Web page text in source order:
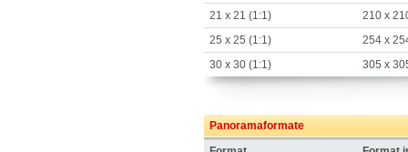
21 x 21 (1:1)
210 x
25 x 25 (1:1)
254 x
30 x 30 (1:1)
305 x
Panoramaformate